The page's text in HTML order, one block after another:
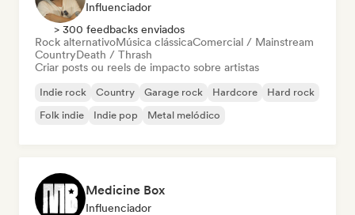
Influenciador
> 300 feedbacks enviados
Rock alternativoMúsica clássicaComercial / Mainstream
CountryDeath / Thrash
Criar posts ou reels de impacto sobre artistas
Indie rock Country Garage rock Hardcore
Hard rock
Folk indie
Indie pop Metal melódico
Medicine Box
Influenciador